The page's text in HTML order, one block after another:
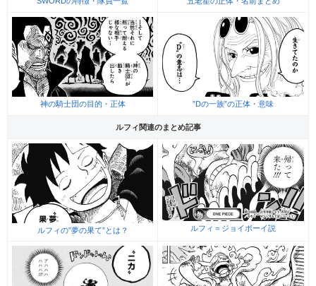
神の騎士団の目的・正体 ”Dの一族”の正体・意味
ルフィ関連のまとめ記事
ルフィの”夢の果て”とは？ ルフィ＝ジョイボーイ説